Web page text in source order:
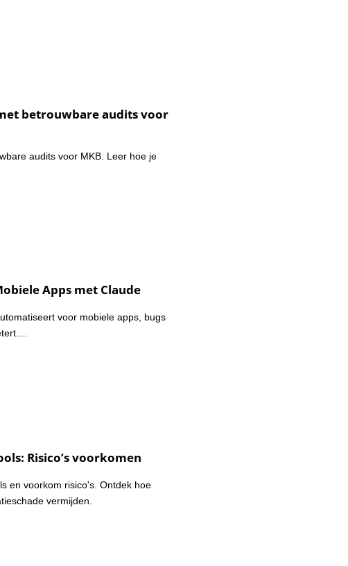
betrouwbare audits voor
audits voor MKB. Leer hoe je
Apps met Claude
voor mobiele apps, bugs
Risico’s voorkomen
en voorkom risico's. Ontdek hoe
vermijden.